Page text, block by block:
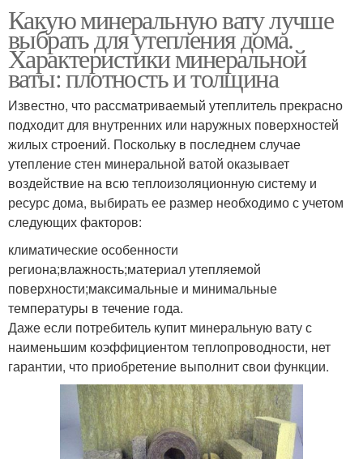
Какую минеральную вату лучше
выбрать для утепления дома.
Характеристики минеральной
ваты: плотность и толщина
Известно, что рассматриваемый утеплитель прекрасно
подходит для внутренних или наружных поверхностей
жилых строений. Поскольку в последнем случае
утепление стен минеральной ватой оказывает
воздействие на всю теплоизоляционную систему и
ресурс дома, выбирать ее размер необходимо с учетом
следующих факторов:
климатические особенности
региона;влажность;материал утепляемой
поверхности;максимальные и минимальные
температуры в течение года.
Даже если потребитель купит минеральную вату с
наименьшим коэффициентом теплопроводности, нет
гарантии, что приобретение выполнит свои функции.